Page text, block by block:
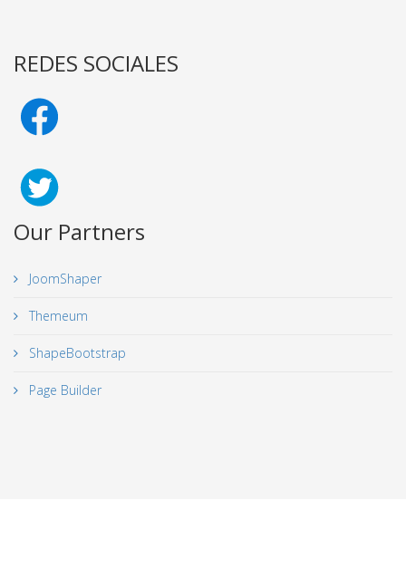
REDES SOCIALES
Our Partners
JoomShaper
Themeum
ShapeBootstrap
Page Builder